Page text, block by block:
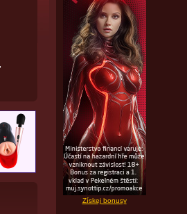
Získej bonusy